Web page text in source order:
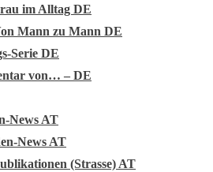
im Alltag DE
Mann zu Mann DE
Serie DE
von… – DE
News AT
News AT
(Strasse) AT